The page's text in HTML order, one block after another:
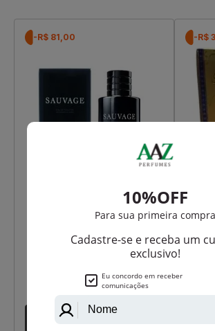
-R$ 81,00
Christian Dior
Sauvage Masculino de Christian
Dior Eau de Toilette
R$ 969,00
de R$ 80,75
-R$